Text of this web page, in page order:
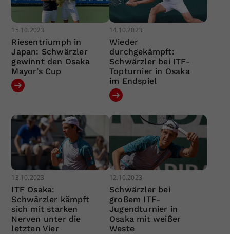
15.10.2023
Riesentriumph in
Japan: Schwärzler
gewinnt den Osaka
Mayor’s Cup
14.10.2023
Wieder
durchgekämpft:
Schwärzler bei ITF-
Topturnier in Osaka
im Endspiel
13.10.2023
ITF Osaka:
Schwärzler kämpft
sich mit starken
Nerven unter die
letzten Vier
12.10.2023
Schwärzler bei
großem ITF-
Jugendturnier in
Osaka mit weißer
Weste